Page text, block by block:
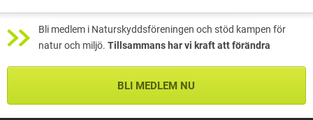
Bli medlem i Naturskyddsföreningen och stöd kampen för
natur och miljö. Tillsammans har vi kraft att förändra
BLI MEDLEM NU